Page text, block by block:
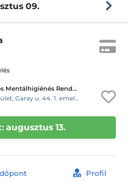
09.
Flow Pszichológiai és Mentálhigiénés Rendelő
44. 1. emelet 10. ajtó. Kapucsengő: 19.
augusztus 13.
Profil